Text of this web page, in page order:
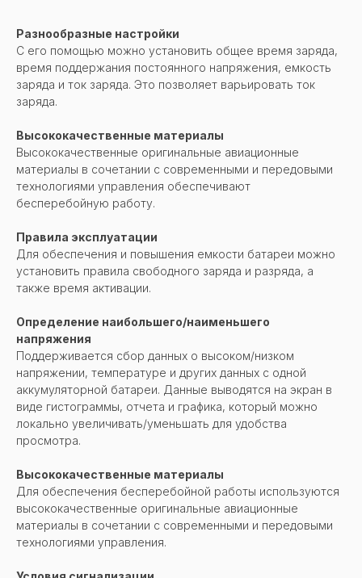
Разнообразные настройки
С его помощью можно установить общее время заряда,
время поддержания постоянного напряжения, емкость
заряда и ток заряда. Это позволяет варьировать ток
заряда.
Высококачественные материалы
Высококачественные оригинальные авиационные
материалы в сочетании с современными и передовыми
технологиями управления обеспечивают
бесперебойную работу.
Правила эксплуатации
Для обеспечения и повышения емкости батареи можно
установить правила свободного заряда и разряда, а
также время активации.
Определение наибольшего/наименьшего
напряжения
Поддерживается сбор данных о высоком/низком
напряжении, температуре и других данных с одной
аккумуляторной батареи. Данные выводятся на экран в
виде гистограммы, отчета и графика, который можно
локально увеличивать/уменьшать для удобства
просмотра.
Высококачественные материалы
Для обеспечения бесперебойной работы используются
высококачественные оригинальные авиационные
материалы в сочетании с современными и передовыми
технологиями управления.